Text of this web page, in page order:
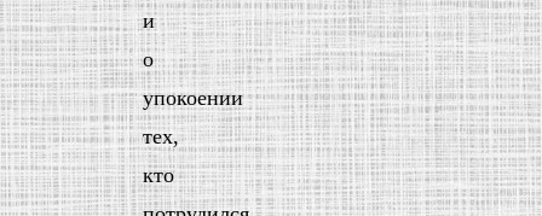
и
о
упокоении
тех,
кто